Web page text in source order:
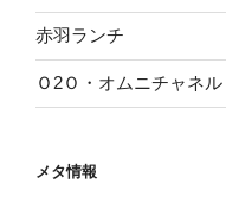
赤羽ランチ
Ｏ2Ｏ・オムニチャネル
メタ情報